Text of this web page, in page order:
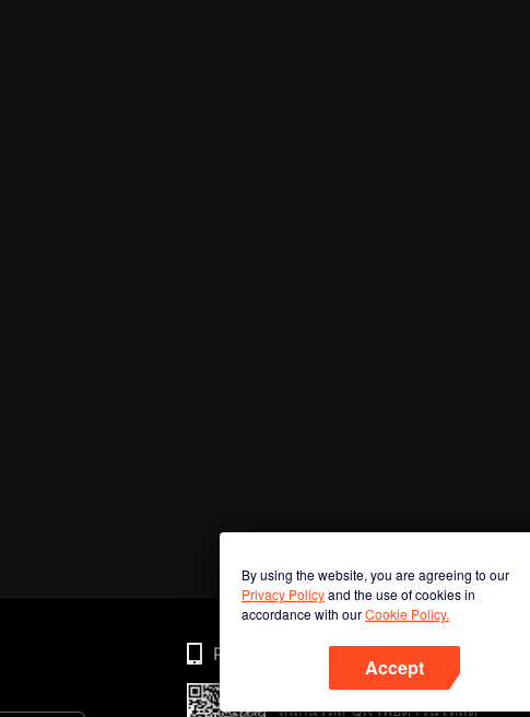
By using the website, you are agreeing to our
Privacy Policyand the use of cookies in
accordance with ourCookie Policy.
Accept
Phone
สแกนรหัส QR เพื่อดาวน์โหลด